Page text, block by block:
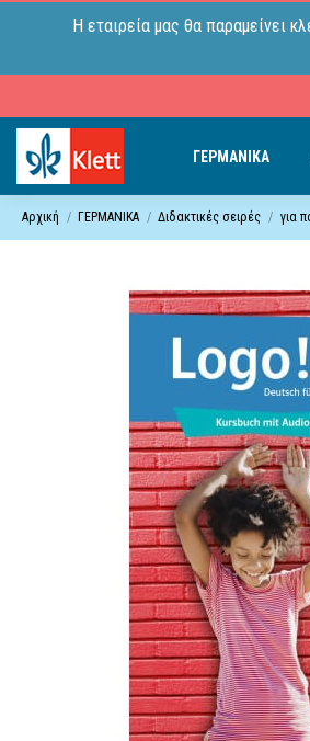
Η εταιρεία μας θα παραμείνει
ΓΕΡΜΑΝΙΚΑ
Αρχική ΓΕΡΜΑΝΙΚΑ Διδακτικές σειρές για